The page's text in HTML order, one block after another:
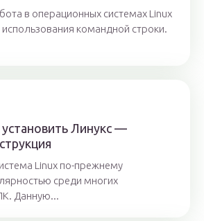
в операционных системах Linux
командной строки.
Линукс —
Linux по-прежнему
среди многих
Данную...